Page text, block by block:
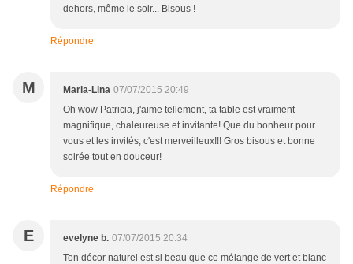
dehors, même le soir... Bisous !
Répondre
M Maria-Lina 07/07/2015 20:49
Oh wow Patricia, j'aime tellement, ta table est vraiment
magnifique, chaleureuse et invitante! Que du bonheur pour
vous et les invités, c'est merveilleux!!! Gros bisous et bonne
soirée tout en douceur!
Répondre
E evelyne b. 07/07/2015 20:34
Ton décor naturel est si beau que ce mélange de vert et blanc